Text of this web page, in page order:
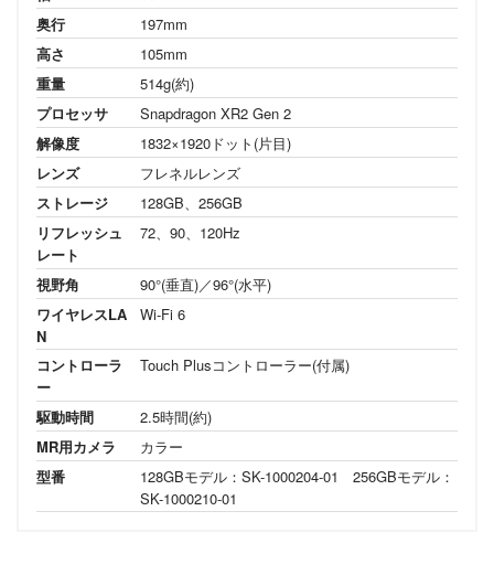
奥行
197mm
高さ
105mm
重量
514g(約)
プロセッサ
Snapdragon XR2 Gen 2
解像度
1832×1920ドット(片目)
レンズ
フレネルレンズ
ストレージ
128GB、256GB
リフレッシュ
レート
72、90、120Hz
視野角
90°(垂直)／96°(水平)
ワイヤレスLA
N
Wi-Fi 6
コントローラ
ー
Touch Plusコントローラー(付属)
駆動時間
2.5時間(約)
MR用カメラ
カラー
型番
128GBモデル：SK-1000204-01 256GBモデル：
SK-1000210-01